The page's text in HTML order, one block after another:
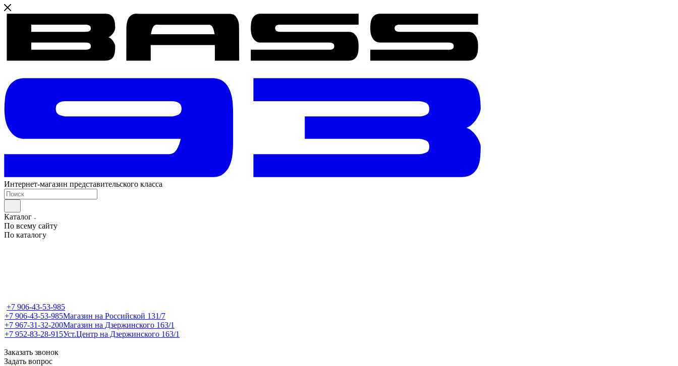
Интернет-магазин представительского класса
Каталог
По всему сайту
По каталогу
+7 906-43-53-985
+7 906-43-53-985Магазин на Российской 131/7
+7 967-31-32-200Магазин на Дзержинского 163/1
+7 952-83-28-915Уст.Центр на Дзержинского 163/1
Заказать звонок
Задать вопрос